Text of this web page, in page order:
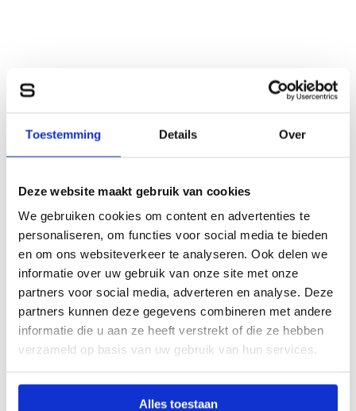
Toestemming Details Over
Deze website maakt gebruik van cookies
We gebruiken cookies om content en advertenties te
personaliseren, om functies voor social media te bieden
en om ons websiteverkeer te analyseren. Ook delen we
informatie over uw gebruik van onze site met onze
partners voor social media, adverteren en analyse. Deze
partners kunnen deze gegevens combineren met andere
informatie die u aan ze heeft verstrekt of die ze hebben
verzameld op basis van uw gebruik van hun services.
Alles toestaan